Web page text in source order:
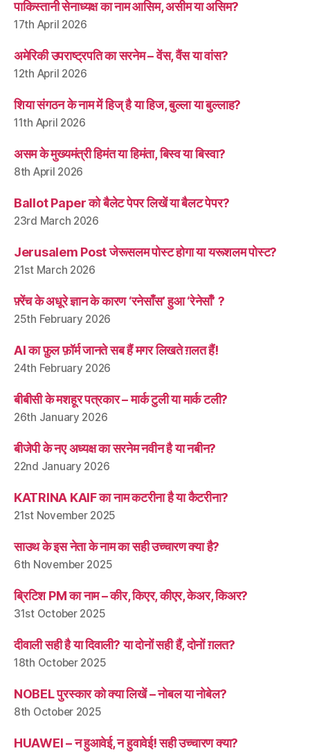
पाकिस्तानी सेनाध्यक्ष का नाम आसिम, असीम या असिम?
17th April 2026
अमेरिकी उपराष्ट्रपति का सरनेम – वेंस, वैंस या वांस?
12th April 2026
शिया संगठन के नाम में हिज् है या हिज, बुल्ला या बुल्लाह?
11th April 2026
असम के मुख्यमंत्री हिमंत या हिमंता, बिस्व या बिस्वा?
8th April 2026
Ballot Paper को बैलेट पेपर लिखें या बैलट पेपर?
23rd March 2026
Jerusalem Post जेरूसलम पोस्ट होगा या यरूशलम पोस्ट?
21st March 2026
फ़्रेंच के अधूरे ज्ञान के कारण ‘रनेसाँस’ हुआ ‘रेनेसाँ’ ?
25th February 2026
AI का फ़ुल फ़ॉर्म जानते सब हैं मगर लिखते ग़लत हैं!
24th February 2026
बीबीसी के मशहूर पत्रकार – मार्क टुली या मार्क टली?
26th January 2026
बीजेपी के नए अध्यक्ष का सरनेम नवीन है या नबीन?
22nd January 2026
KATRINA KAIF का नाम कटरीना है या कैटरीना?
21st November 2025
साउथ के इस नेता के नाम का सही उच्चारण क्या है?
6th November 2025
ब्रिटिश PM का नाम – कीर, किएर, कीएर, केअर, किअर?
31st October 2025
दीवाली सही है या दिवाली? या दोनों सही हैं, दोनों ग़लत?
18th October 2025
NOBEL पुरस्कार को क्या लिखें – नोबल या नोबेल?
8th October 2025
HUAWEI – न हुआवेई, न हुवावेई! सही उच्चारण क्या?